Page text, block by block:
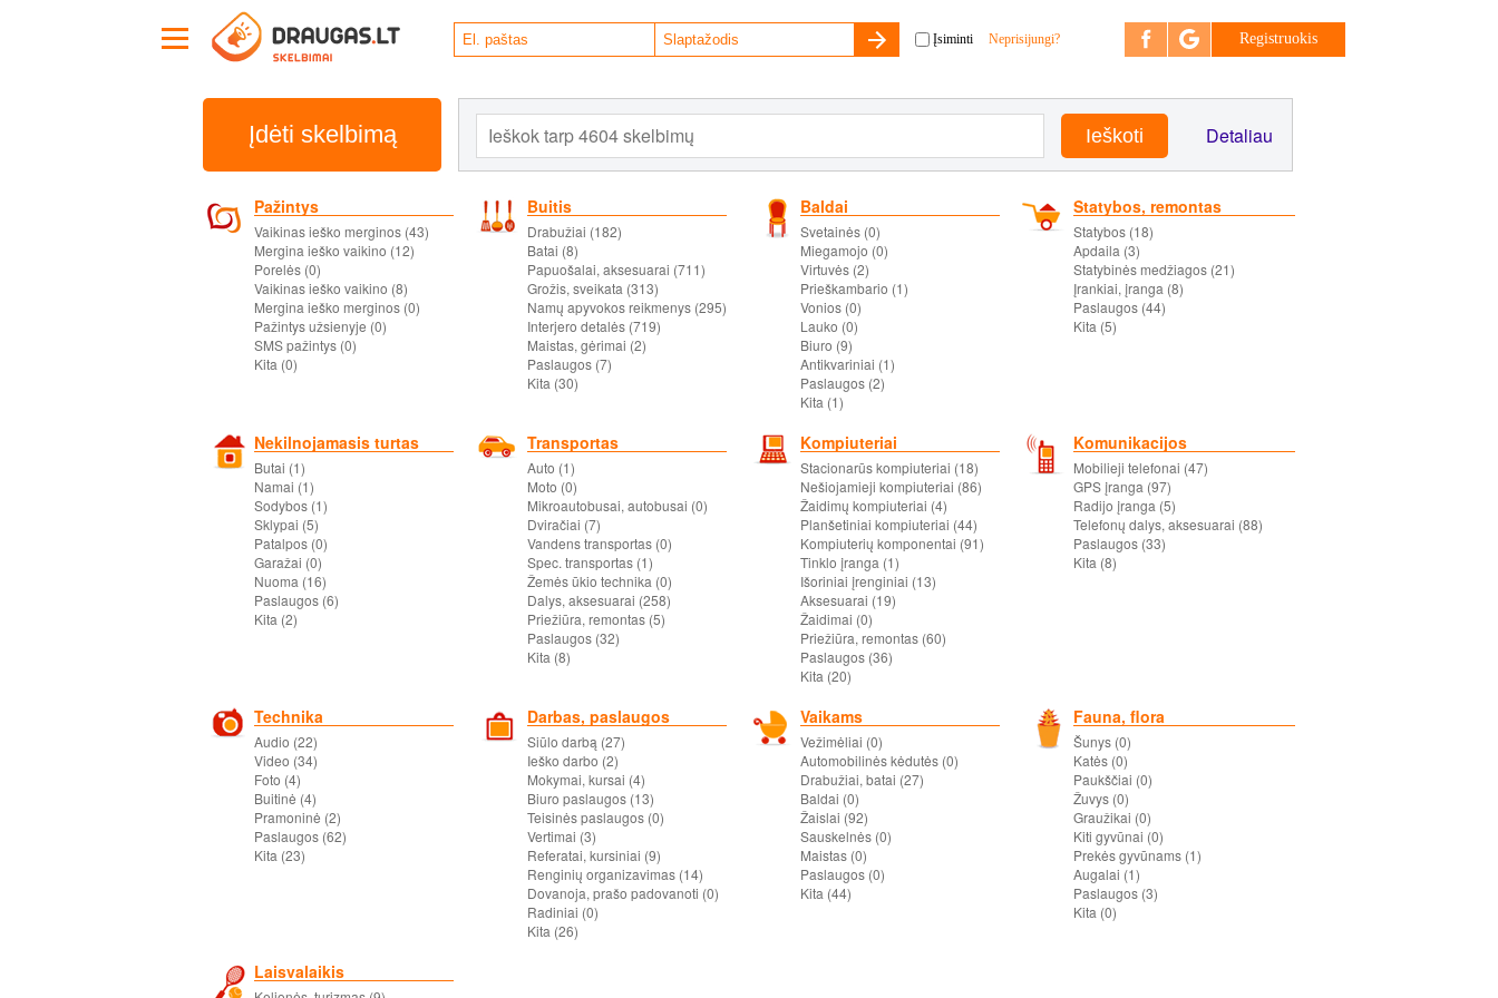
Įsiminti Neprisijungi? Registruokis
Įdėti skelbimą Detaliau
Pažintys
Vaikinas ieško merginos (43)
Mergina ieško vaikino (12)
Porelės (0)
Vaikinas ieško vaikino (8)
Mergina ieško merginos (0)
Pažintys užsienyje (0)
SMS pažintys (0)
Kita (0)
Buitis
Drabužiai (182)
Batai (8)
Papuošalai, aksesuarai (711)
Grožis, sveikata (313)
Namų apyvokos reikmenys (295)
Interjero detalės (719)
Maistas, gėrimai (2)
Paslaugos (7)
Kita (30)
Baldai
Svetainės (0)
Miegamojo (0)
Virtuvės (2)
Prieškambario (1)
Vonios (0)
Lauko (0)
Biuro (9)
Antikvariniai (1)
Paslaugos (2)
Kita (1)
Statybos, remontas
Statybos (18)
Apdaila (3)
Statybinės medžiagos (21)
Įrankiai, įranga (8)
Paslaugos (44)
Kita (5)
Nekilnojamasis turtas
Butai (1)
Namai (1)
Sodybos (1)
Sklypai (5)
Patalpos (0)
Garažai (0)
Nuoma (16)
Paslaugos (6)
Kita (2)
Transportas
Auto (1)
Moto (0)
Mikroautobusai, autobusai (0)
Dviračiai (7)
Vandens transportas (0)
Spec. transportas (1)
Žemės ūkio technika (0)
Dalys, aksesuarai (258)
Priežiūra, remontas (5)
Paslaugos (32)
Kita (8)
Kompiuteriai
Stacionarūs kompiuteriai (18)
Nešiojamieji kompiuteriai (86)
Žaidimų kompiuteriai (4)
Planšetiniai kompiuteriai (44)
Kompiuterių komponentai (91)
Tinklo įranga (1)
Išoriniai įrenginiai (13)
Aksesuarai (19)
Žaidimai (0)
Priežiūra, remontas (60)
Paslaugos (36)
Kita (20)
Komunikacijos
Mobilieji telefonai (47)
GPS įranga (97)
Radijo įranga (5)
Telefonų dalys, aksesuarai (88)
Paslaugos (33)
Kita (8)
Technika
Audio (22)
Video (34)
Foto (4)
Buitinė (4)
Pramoninė (2)
Paslaugos (62)
Kita (23)
Darbas, paslaugos
Siūlo darbą (27)
Ieško darbo (2)
Mokymai, kursai (4)
Biuro paslaugos (13)
Teisinės paslaugos (0)
Vertimai (3)
Referatai, kursiniai (9)
Renginių organizavimas (14)
Dovanoja, prašo padovanoti (0)
Radiniai (0)
Kita (26)
Vaikams
Vežimėliai (0)
Automobilinės kėdutės (0)
Drabužiai, batai (27)
Baldai (0)
Žaislai (92)
Sauskelnės (0)
Maistas (0)
Paslaugos (0)
Kita (44)
Fauna, flora
Šunys (0)
Katės (0)
Paukščiai (0)
Žuvys (0)
Graužikai (0)
Kiti gyvūnai (0)
Prekės gyvūnams (1)
Augalai (1)
Paslaugos (3)
Kita (0)
Laisvalaikis